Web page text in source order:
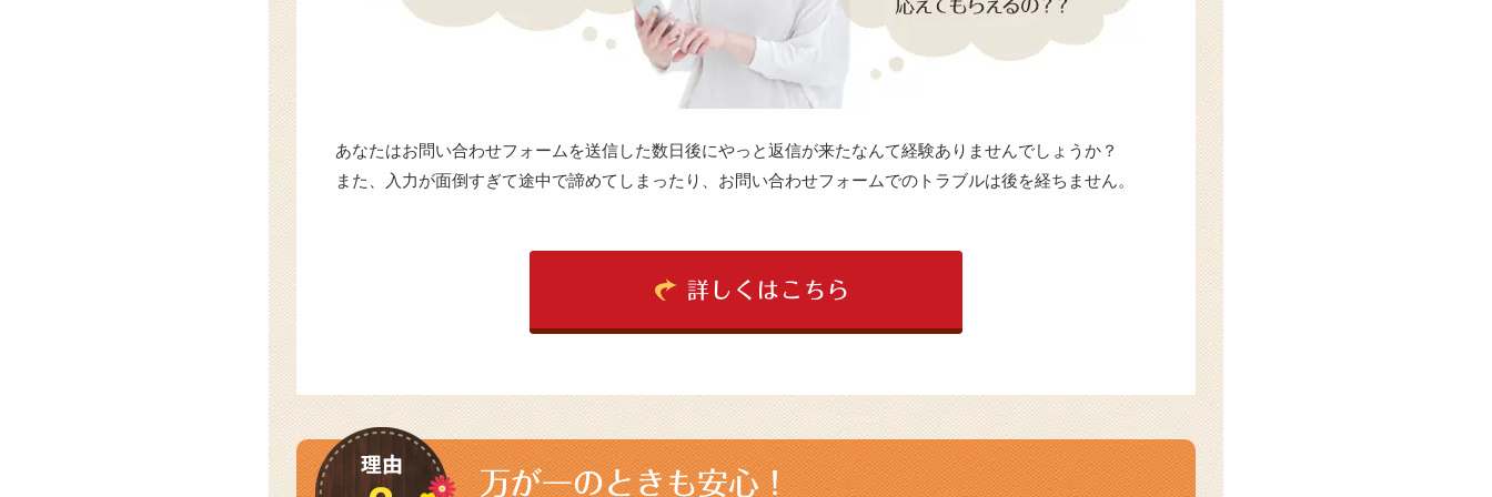
あなたはお問い合わせフォームを送信した数日後にやっと返信が来たなんて経験ありませんでしょうか？
また、入力が面倒すぎて途中で諦めてしまったり、お問い合わせフォームでのトラブルは後を経ちません。
詳しくはこちら
万が一のときも安心！